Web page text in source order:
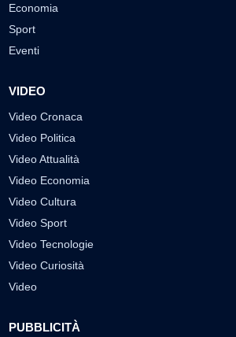
Economia
Sport
Eventi
VIDEO
Video Cronaca
Video Politica
Video Attualità
Video Economia
Video Cultura
Video Sport
Video Tecnologie
Video Curiosità
Video
PUBBLICITÀ